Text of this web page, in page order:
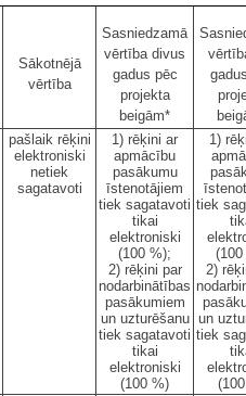
Sākotnējā
vērtība
Sasniedzamā
vērtība divus
gadus pēc
projekta
beigām*
pašlaik rēķini
elektroniski
netiek
sagatavoti
1) rēķini ar
apmācību
pasākumu
īstenotājiem
tiek sagatavoti
tikai
elektroniski
(100 %);
2) rēķini par
nodarbinātības
pasākumiem
un uzturēšanu
tiek sagatavoti
tikai
elektroniski
(100 %)
1)
tiek
2)
un
tiek